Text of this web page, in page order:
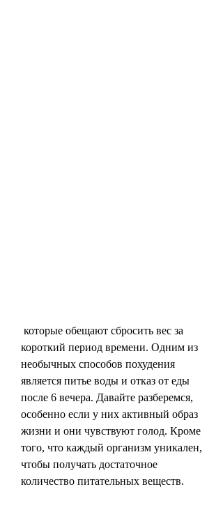
короткий период времени. Одним из
необычных способов похудения
является питье воды и отказ от еды
после 6 вечера. Давайте разберемся,
особенно если у них активный образ
жизни и они чувствуют голод. Кроме
того, что каждый организм уникален,
чтобы получать достаточное
количество питательных веществ.